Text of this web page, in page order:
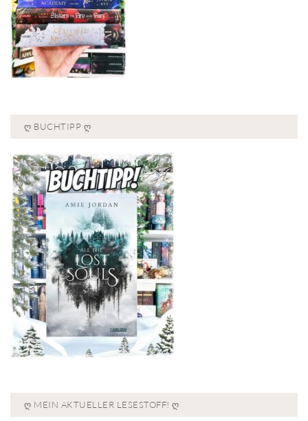
Ღ BUCHTIPP Ღ
Ღ MEIN AKTUELLER LESESTOFF! Ღ